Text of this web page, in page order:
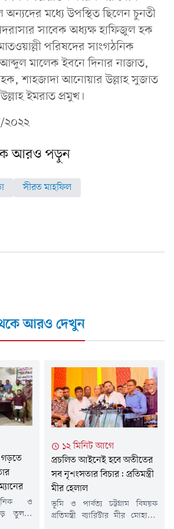
অন্যদের মধ্যে উপস্থিত ছিলেন চুনতী
সাবেক অধ্যক্ষ হাফিজুল হক
পরিষদের সাংগঠনিক
মালেক ইবনে দিনার নাজাত,
হক, শাহজাদা আনোয়ার উল্লাহ সুজাত
ইমরাত প্রমুখ।
২০২২
আরও পড়ুন
সীরত মাহফিল
আরও দেখুন
গড়তে
ও
তুলতে
১২ মিনিট আগে
প্রচলিত আইনেই হবে অতীতের
সব নৃশংসতার বিচার: প্রতিমন্ত্রী
মীর হেলাল
ভূমি ও পার্বত্য চট্টগ্রাম বিষয়ক
প্রতিমন্ত্রী ব্যারিস্টার মীর মোহাম্মদ